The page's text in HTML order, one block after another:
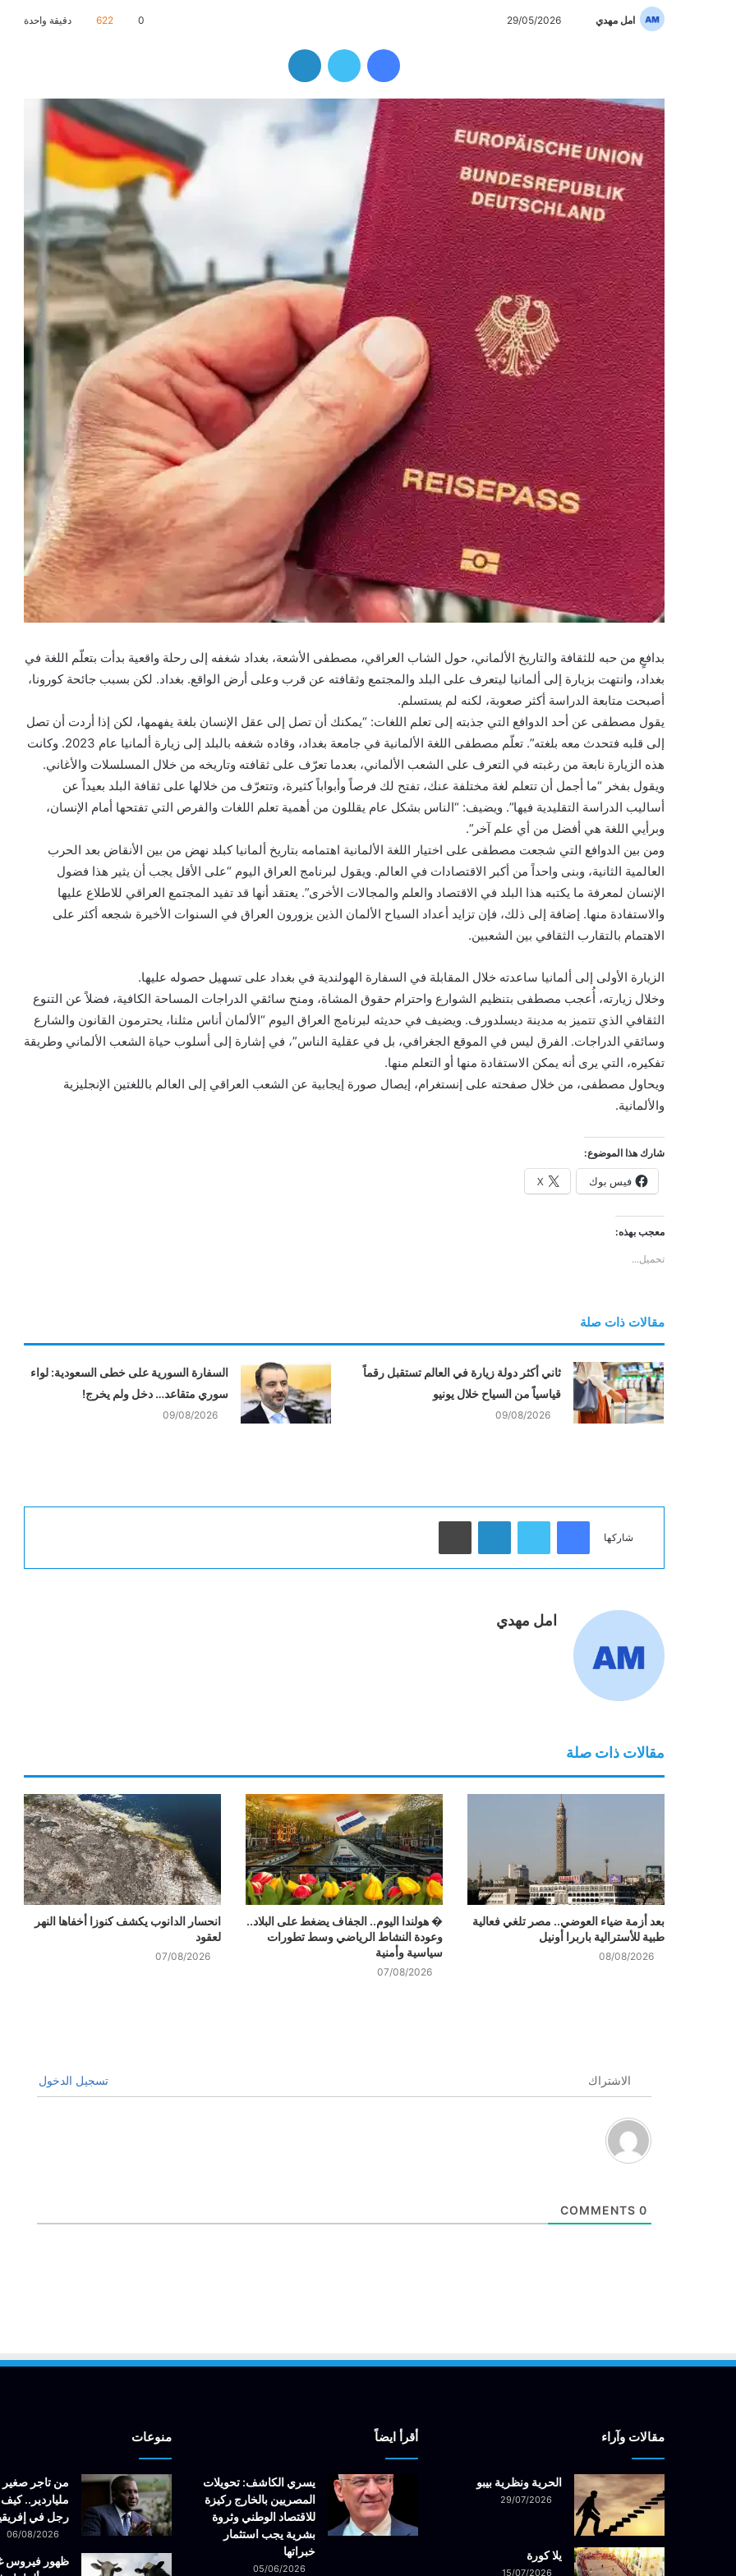
امل مهدي
ب
ر
ي
د
ا
إ
ل
ك
ت
ر
و
ن
ي
ا
29/05/2026
0
622 دقيقة واحدة
بدافعٍ من حبه للثقافة والتاريخ الألماني، حول الشاب العراقي، مصطفى الأشعة، بغداد شغفه إلى رحلة واقعية بدأت بتعلّم اللغة في
بغداد، وانتهت بزيارة إلى ألمانيا ليتعرف على البلد والمجتمع وثقافته عن قرب وعلى أرض الواقع. بغداد. لكن بسبب جائحة كورونا،
أصبحت متابعة الدراسة أكثر صعوبة، لكنه لم يستسلم.
يقول مصطفى عن أحد الدوافع التي جذبته إلى تعلم اللغات: “يمكنك أن تصل إلى عقل الإنسان بلغة يفهمها، لكن إذا أردت أن تصل
إلى قلبه فتحدث معه بلغته”. تعلّم مصطفى اللغة الألمانية في جامعة بغداد، وقاده شغفه بالبلد إلى زيارة ألمانيا عام 2023. وكانت
هذه الزيارة نابعة من رغبته في التعرف على الشعب الألماني، بعدما تعرّف على ثقافته وتاريخه من خلال المسلسلات والأغاني.
ويقول بفخر “ما أجمل أن تتعلم لغة مختلفة عنك، تفتح لك فرصاً وأبواباً كثيرة، وتتعرّف من خلالها على ثقافة البلد بعيداً عن
أساليب الدراسة التقليدية فيها”. ويضيف: “الناس بشكل عام يقللون من أهمية تعلم اللغات والفرص التي تفتحها أمام الإنسان،
وبرأيي اللغة هي أفضل من أي علم آخر”.
ومن بين الدوافع التي شجعت مصطفى على اختيار اللغة الألمانية اهتمامه بتاريخ ألمانيا كبلد نهض من بين الأنقاض بعد الحرب
العالمية الثانية، وبنى واحداً من أكبر الاقتصادات في العالم. ويقول لبرنامج العراق اليوم “على الأقل يجب أن يثير هذا فضول
الإنسان لمعرفة ما يكتبه هذا البلد في الاقتصاد والعلم والمجالات الأخرى”. يعتقد أنها قد تفيد المجتمع العراقي للاطلاع عليها
والاستفادة منها. إضافة إلى ذلك، فإن تزايد أعداد السياح الألمان الذين يزورون العراق في السنوات الأخيرة شجعه أكثر على
الاهتمام بالتقارب الثقافي بين الشعبين.
الزيارة الأولى إلى ألمانيا ساعدته خلال المقابلة في السفارة الهولندية في بغداد على تسهيل حصوله عليها.
وخلال زيارته، أُعجب مصطفى بتنظيم الشوارع واحترام حقوق المشاة، ومنح سائقي الدراجات المساحة الكافية، فضلاً عن التنوع
الثقافي الذي تتميز به مدينة ديسلدورف. ويضيف في حديثه لبرنامج العراق اليوم “الألمان أناس مثلنا، يحترمون القانون والشارع
وسائقي الدراجات. الفرق ليس في الموقع الجغرافي، بل في عقلية الناس”، في إشارة إلى أسلوب حياة الشعب الألماني وطريقة
تفكيره، التي يرى أنه يمكن الاستفادة منها أو التعلم منها.
ويحاول مصطفى، من خلال صفحته على إنستغرام، إيصال صورة إيجابية عن الشعب العراقي إلى العالم باللغتين الإنجليزية
والألمانية.
شارك هذا الموضوع:
فيس بوك X
معجب بهذه:
تحميل...
مقالات ذات صلة
ثاني أكثر دولة زيارة في العالم تستقبل رقماً
قياسياً من السياح خلال يونيو
09/08/2026
السفارة السورية على خطى السعودية: لواء
سوري متقاعد… دخل ولم يخرج!
09/08/2026
شاركها
فيسبوك لينكدإن
امل مهدي
مقالات ذات صلة
بعد أزمة ضياء العوضي.. مصر تلغي فعالية
طبية للأسترالية باربرا أونيل
08/08/2026
� هولندا اليوم.. الجفاف يضغط على البلاد..
وعودة النشاط الرياضي وسط تطورات
سياسية وأمنية
07/08/2026
انحسار الدانوب يكشف كنوزا أخفاها النهر
لعقود
07/08/2026
الاشتراك تسجيل الدخول
0
مقالات وآراء
الحرية ونظرية بيبو
29/07/2026
يلا كورة
15/07/2026
أقرأ ايضاً
يسري الكاشف: تحويلات
المصريين بالخارج ركيزة
للاقتصاد الوطني وثروة
بشرية يجب استثمار
خبراتها
05/06/2026
منوعات
من تاجر صغير
ملياردير..
رجل في
06/08/2026
ظهور فيروس